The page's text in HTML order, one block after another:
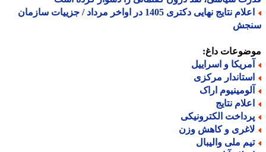
اعلام نتایج نهایی دکتری 1405 در اواخر مرداد / جزییات سازمان
داغ:
و اسراییل
مرکزی
اراک
نتایج
الکترونیکی
و کاهش وزن
ملی والیبال